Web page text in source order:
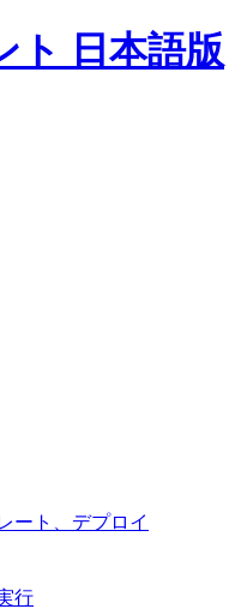
ト 日本語版
ート、デプロイ
行